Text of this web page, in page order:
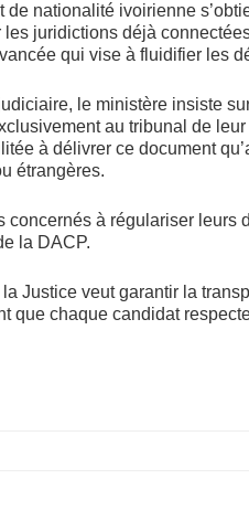
nationalité ivoirienne
juridictions déjà
qui vise à fluidifier les
le ministère insiste
au tribunal de
à délivrer ce document
étrangères.
concernés à régulariser leurs
la DACP.
Justice veut garantir la
que chaque candidat